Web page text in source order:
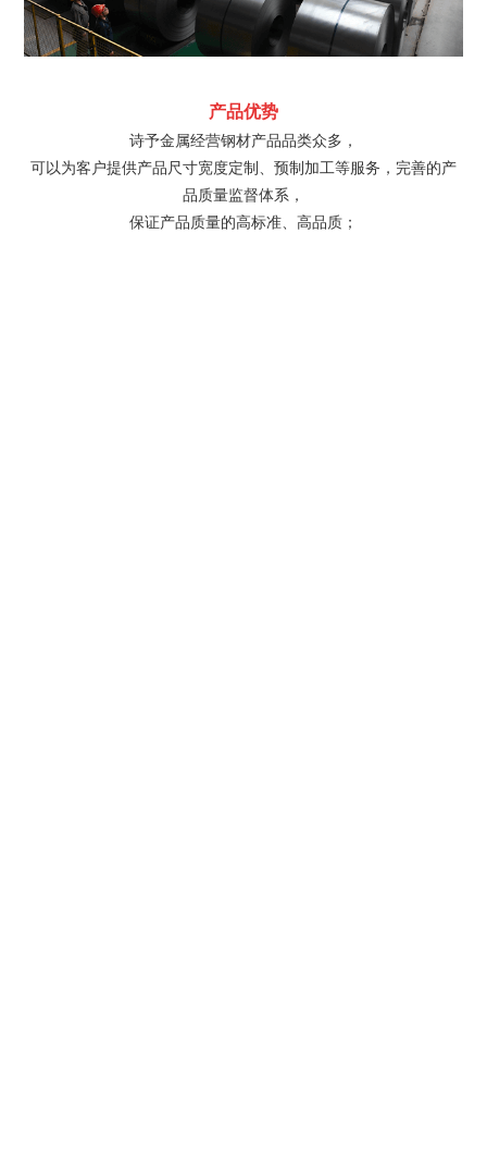
产品优势
诗予金属经营钢材产品品类众多，
可以为客户提供产品尺寸宽度定制、预制加工等服务，完善的产
品质量监督体系，
保证产品质量的高标准、高品质；